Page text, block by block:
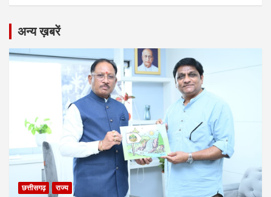
अन्य ख़बरें
छत्तीसगढ़ राज्य